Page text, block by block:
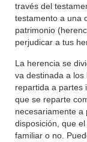
través del
testamento a una
patrimonio
perjudicar a tus
La herencia se
va destinada a los
repartida a partes
que se reparte
necesariamente a
disposición, que
familiar o no.